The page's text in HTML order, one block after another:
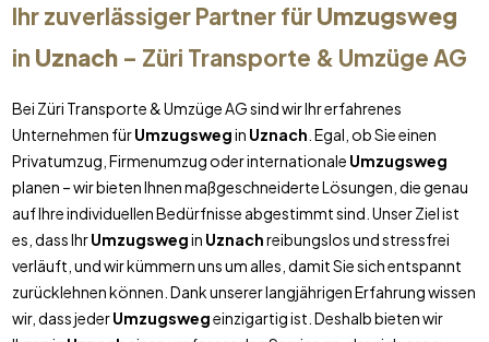
Ihr zuverlässiger Partner fürUmzugsweg
in Uznach– Züri Transporte & Umzüge AG
Bei Züri Transporte & Umzüge AG sind wir Ihr erfahrenes
Unternehmen fürUmzugswegin Uznach . Egal, ob Sie einen
Privatumzug, Firmenumzug oder internationale Umzugsweg
planen – wir bieten Ihnen maßgeschneiderte Lösungen, die genau
auf Ihre individuellen Bedürfnisse abgestimmt sind. Unser Ziel ist
es, dass IhrUmzugswegin Uznachreibungslos und stressfrei
verläuft, und wir kümmern uns um alles, damit Sie sich entspannt
zurücklehnen können. Dank unserer langjährigen Erfahrung wissen
wir, dass jederUmzugswegeinzigartig ist. Deshalb bieten wir